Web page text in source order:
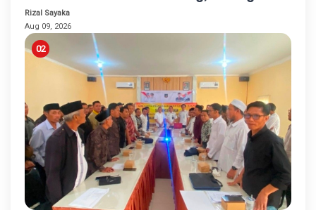
Usaha Inklusif bagi Penyandang
Disabilitas
Rizal Sayaka
Aug 09, 2026